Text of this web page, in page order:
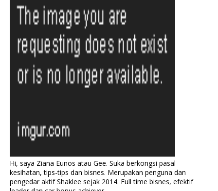
Hi, saya Ziana Eunos atau Gee. Suka berkongsi pasal
kesihatan, tips-tips dan bisnes. Merupakan penguna dan
pengedar aktif Shaklee sejak 2014. Full time bisnes, efektif